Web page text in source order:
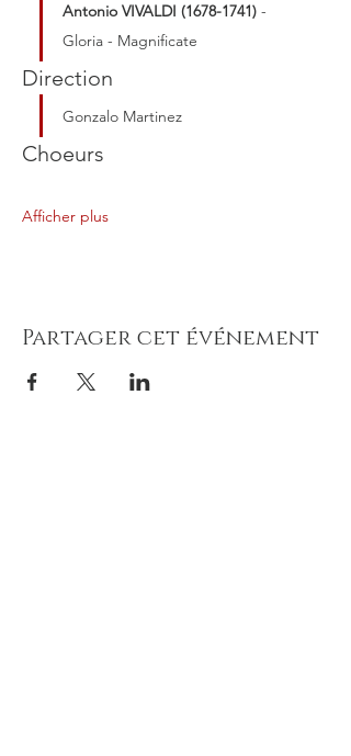
Antonio VIVALDI (1678-1741) -
Gloria - Magnificate
Direction
Gonzalo Martinez
Choeurs
Afficher plus
Partager cet événement